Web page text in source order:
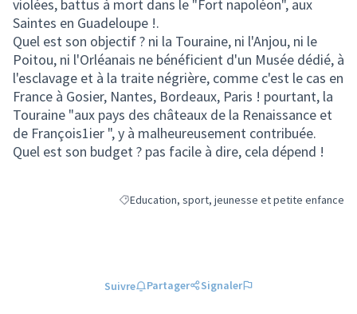
violées, battus à mort dans le "Fort napoléon", aux
Saintes en Guadeloupe !.
Quel est son objectif ? ni la Touraine, ni l'Anjou, ni le
Poitou, ni l'Orléanais ne bénéficient d'un Musée dédié, à
l'esclavage et à la traite négrière, comme c'est le cas en
France à Gosier, Nantes, Bordeaux, Paris ! pourtant, la
Touraine "aux pays des châteaux de la Renaissance et
de François1ier ", y à malheureusement contribuée.
Quel est son budget ? pas facile à dire, cela dépend !
Filtrer les résultats de la catégorie : Education,
Education, sport, jeunesse et petite enfance
Suivre Partager Signaler